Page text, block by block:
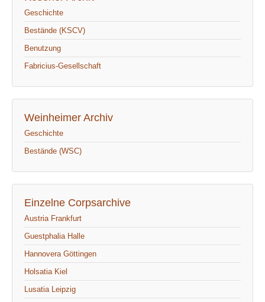
Geschichte
Bestände (KSCV)
Benutzung
Fabricius-Gesellschaft
Weinheimer Archiv
Geschichte
Bestände (WSC)
Einzelne Corpsarchive
Austria Frankfurt
Guestphalia Halle
Hannovera Göttingen
Holsatia Kiel
Lusatia Leipzig